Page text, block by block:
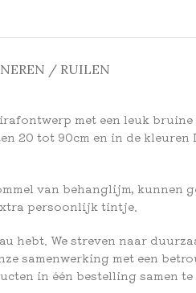
/ RUILEN
met een leuk bruine
20 tot 90cm en in de kleuren
van behanglijm, kunnen
persoonlijk tintje.
hebt. We streven naar
samenwerking met een
in één bestelling samen te